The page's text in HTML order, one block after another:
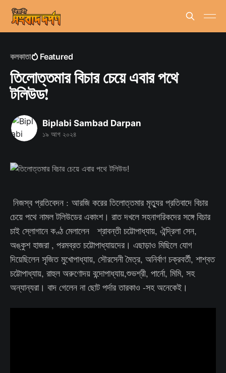
কলকাতা Featured
তিলোত্তমার বিচার চেয়ে এবার পথে
টলিউড!
Biplabi Sambad Darpan
১৯ আগ ২০২৪
নিজস্ব প্রতিবেদন : আরজি করের তিলোত্তমার মৃত্যুর প্রতিবাদে বিচার
চেয়ে পথে নামল টলিউডের একাংশ। রাত দখলে সহনাগরিকদের সঙ্গে বিচার
চাই স্লোগানে কণ্ঠ মেলালেন শ্রাবন্তী চট্টোপাধ্যায়, ঐন্দ্রিলা সেন,
অঙ্কুশ হাজরা , পরমব্রত চট্টোপাধ্যায়দের। এছাড়াও মিছিলে যোগ
দিয়েছিলেন সৃজিত মুখোপাধ্যায়, সৌরসেনী মৈত্র, অনির্বাণ চক্রবর্তী, শাশ্বত
চট্টোপাধ্যায়, রাহুল অরুণোদয় বন্দোপাধ্যায়,শুভশ্রী, পার্নো, মিমি, সহ
অন্যান্যরা। বাদ গেলেন না ছোট পর্দার তারকাও -সহ অনেকেই।